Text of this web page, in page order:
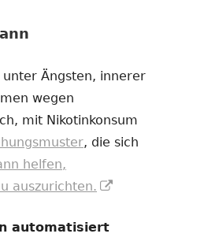
unter Ängsten, innerer
wegen
mit Nikotinkonsum
, die sich
helfen,
auszurichten.
automatisiert